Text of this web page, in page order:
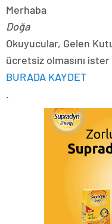
Merhaba
Doğa
Okuyucular, Gelen
ücretsiz olmasını
BURADA KAYDET